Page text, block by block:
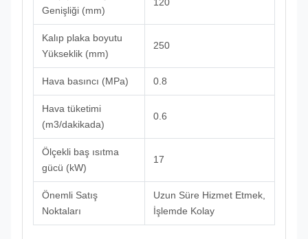
Genişliği (mm)
Kalıp plaka boyutu
Yükseklik (mm)
250
Hava basıncı (MPa) 0.8
Hava tüketimi
(m3/dakikada)
0.6
Ölçekli baş ısıtma
gücü (kW)
17
Önemli Satış
Noktaları
Uzun Süre Hizmet Etmek,
İşlemde Kolay